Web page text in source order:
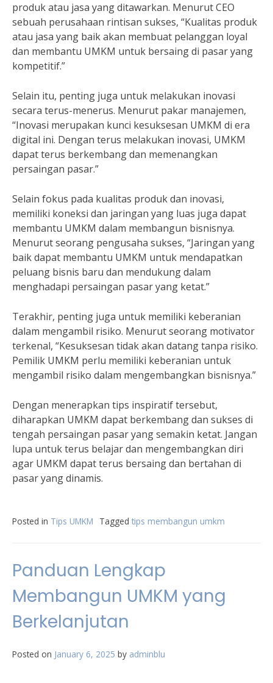
produk atau jasa yang ditawarkan. Menurut CEO
sebuah perusahaan rintisan sukses, “Kualitas produk
atau jasa yang baik akan membuat pelanggan loyal
dan membantu UMKM untuk bersaing di pasar yang
kompetitif.”
Selain itu, penting juga untuk melakukan inovasi
secara terus-menerus. Menurut pakar manajemen,
“Inovasi merupakan kunci kesuksesan UMKM di era
digital ini. Dengan terus melakukan inovasi, UMKM
dapat terus berkembang dan memenangkan
persaingan pasar.”
Selain fokus pada kualitas produk dan inovasi,
memiliki koneksi dan jaringan yang luas juga dapat
membantu UMKM dalam membangun bisnisnya.
Menurut seorang pengusaha sukses, “Jaringan yang
baik dapat membantu UMKM untuk mendapatkan
peluang bisnis baru dan mendukung dalam
menghadapi persaingan pasar yang ketat.”
Terakhir, penting juga untuk memiliki keberanian
dalam mengambil risiko. Menurut seorang motivator
terkenal, “Kesuksesan tidak akan datang tanpa risiko.
Pemilik UMKM perlu memiliki keberanian untuk
mengambil risiko dalam mengembangkan bisnisnya.”
Dengan menerapkan tips inspiratif tersebut,
diharapkan UMKM dapat berkembang dan sukses di
tengah persaingan pasar yang semakin ketat. Jangan
lupa untuk terus belajar dan mengembangkan diri
agar UMKM dapat terus bersaing dan bertahan di
pasar yang dinamis.
Posted in Tips UMKM Tagged tips membangun umkm
Panduan Lengkap
Membangun UMKM yang
Berkelanjutan
Posted on January 6, 2025 by adminblu